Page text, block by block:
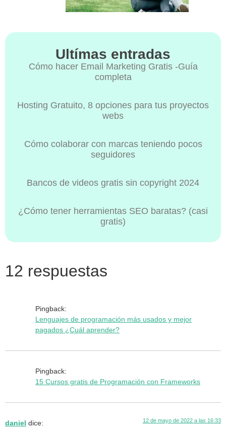
Ultímas entradas
Cómo hacer Email Marketing Gratis -Guía
completa
Hosting Gratuito, 8 opciones para tus proyectos
webs
Cómo colaborar con marcas teniendo pocos
seguidores
Bancos de videos gratis sin copyright 2024
¿Cómo tener herramientas SEO baratas? (casi
gratis)
12 respuestas
Pingback:
Lenguajes de programación más usados y mejor
pagados ¿Cuál aprender?
Pingback:
15 Cursos gratis de Programación con Frameworks
daniel dice: 12 de mayo de 2022 a las 16:33